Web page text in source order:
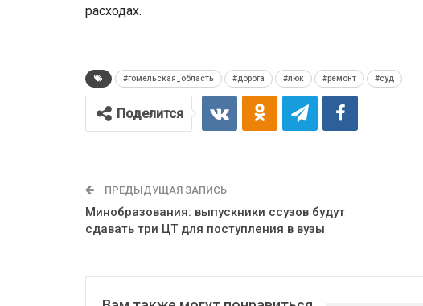
расходах.
#гомельская_область #дорога #люк #ремонт #суд
Поделится
ПРЕДЫДУЩАЯ ЗАПИСЬ
Минобразования: выпускники ссузов будут
сдавать три ЦТ для поступления в вузы